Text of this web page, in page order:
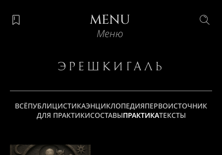
MENU
Меню
Эрешкигаль
ВСЁПУБЛИЦИСТИКАЭНЦИКЛОПЕДИЯПЕРВОИСТОЧНИК
ДЛЯ ПРАКТИКИСОСТАВЫПРАКТИКАТЕКСТЫ